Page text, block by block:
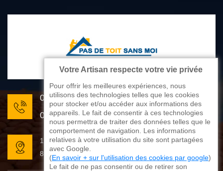
05 33 06 22 81
07 80 33 28 62
176 avenue de Limoges
87270 Couzeix
Votre Artisan respecte votre vie privée
Pour offrir les meilleures expériences, nous
utilisons des technologies telles que les cookies
pour stocker et/ou accéder aux informations des
appareils. Le fait de consentir à ces technologies
nous permettra de traiter des données telles que le
comportement de navigation. Les informations
relatives à votre utilisation du site sont partagées
avec Google.
(En savoir + sur l'utilisation des cookies par google)
Le fait de ne pas consentir ou de retirer son